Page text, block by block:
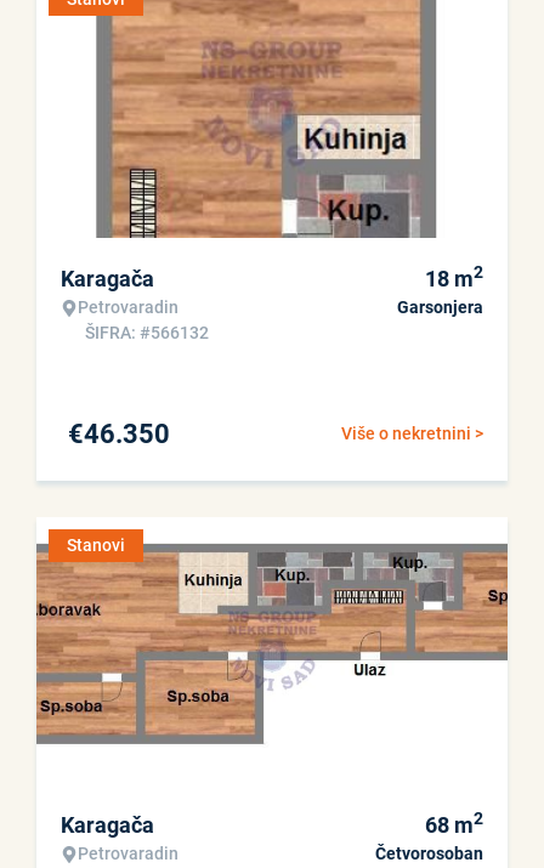
Karagača
Petrovaradin
ŠIFRA: #566132
18 m2
Garsonjera
Više o nekretnini >
€46.350
Stanovi
Karagača
Petrovaradin
68 m2
Četvorosoban